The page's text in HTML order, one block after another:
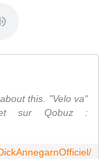
this. "Velo va"
et sur Qobuz :